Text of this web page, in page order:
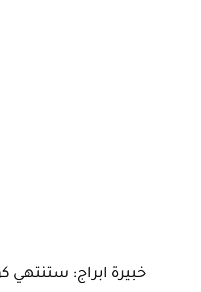
خبيرة ابراج: ستنتهي